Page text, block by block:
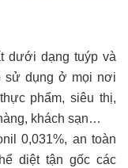
dưới dạng tuýp và
sử dụng ở mọi nơi
phẩm, siêu thị,
khách sạn…
0,031%, an toàn
diệt tận gốc các